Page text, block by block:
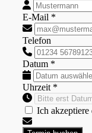
E-Mail *
Telefon
Datum *
Uhrzeit *
Ich akzeptiere